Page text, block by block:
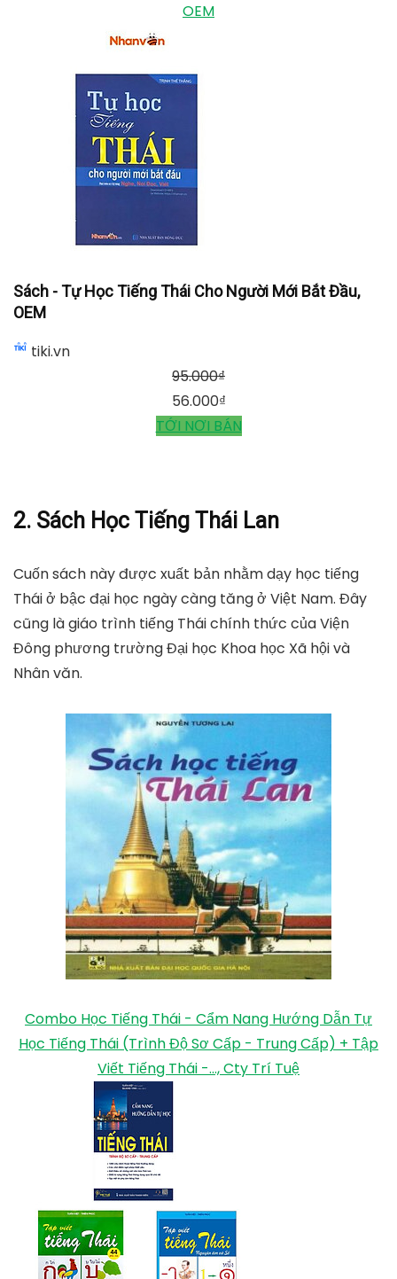
OEM
Sách - Tự Học Tiếng Thái Cho Người Mới Bắt Đầu,
OEM
tiki.vn
95.000₫
56.000₫
TỚI NƠI BÁN
2. Sách Học Tiếng Thái Lan
Cuốn sách này được xuất bản nhằm dạy học tiếng
Thái ở bậc đại học ngày càng tăng ở Việt Nam. Đây
cũng là giáo trình tiếng Thái chính thức của Viện
Đông phương trường Đại học Khoa học Xã hội và
Nhân văn.
Combo Học Tiếng Thái - Cẩm Nang Hướng Dẫn Tự
Học Tiếng Thái (Trình Độ Sơ Cấp - Trung Cấp) + Tập
Viết Tiếng Thái -..., Cty Trí Tuệ